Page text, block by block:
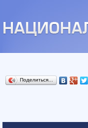
Поделиться…